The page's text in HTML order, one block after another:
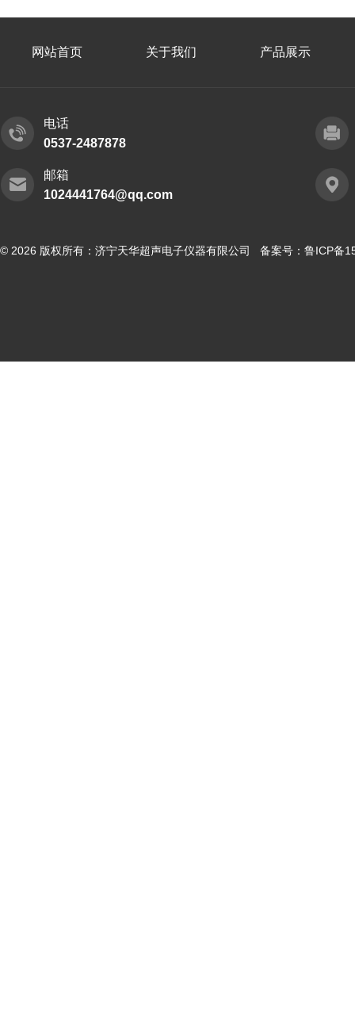
网站首页 关于我们 产品展示
电话
0537-2487878
邮箱
1024441764@qq.com
© 2026 版权所有：济宁天华超声电子仪器有限公司 备案号： 鲁ICP备